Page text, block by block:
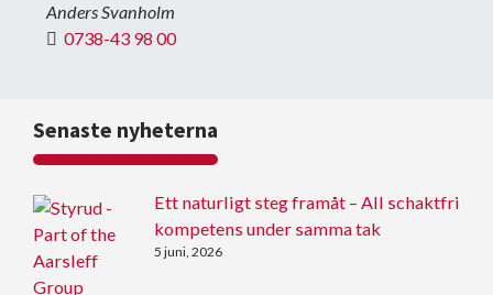
Senaste nyheterna
Ett naturligt steg framåt – All schaktfri
kompetens under samma tak
5 juni, 2026
Anders Svanholm
0738-43 98 00